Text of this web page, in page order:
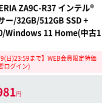
ZA9C-R37 インテル®
/32GB/512GB SSD +
Windows 11 Home(中古1
日)23:59まで】WEB会員限定特価
ログイン)
円